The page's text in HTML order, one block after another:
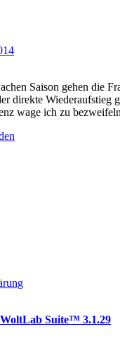
Saison gehen die
direkte Wiederaufstieg
wage ich zu
WoltLab Suite™ 3.1.29